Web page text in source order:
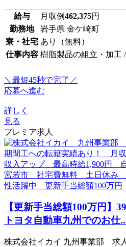
給与 月収例462,375円
勤務地
岩手県 金ケ崎町
寮・社宅 あり（無料）
仕事内容 樹脂製品の組立・加工
＼最短45秒で完了／
応募へ進む
詳しく
見る
プレミア求人
【更新手当総額100万円】
トヨタ自動車九州でのお仕
株式会社イカイ 九州事業部 求